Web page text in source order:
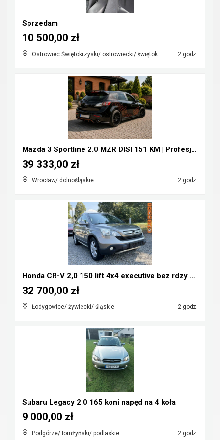
Sprzedam
Ostrowiec Świętokrzyski/ ostrowiecki/ świętokrzyskie 2 godz.
10 500,00 zł
Mazda 3 Sportline 2.0 MZR DISI 151 KM | Profesjona...
Wrocław/ dolnośląskie 2 godz.
39 333,00 zł
Honda CR-V 2,0 150 lift 4x4 executive bez rdzy LPG...
Łodygowice/ żywiecki/ śląskie 2 godz.
32 700,00 zł
Subaru Legacy 2.0 165 koni napęd na 4 koła
Podgórze/ łomżyński/ podlaskie 2 godz.
9 000,00 zł